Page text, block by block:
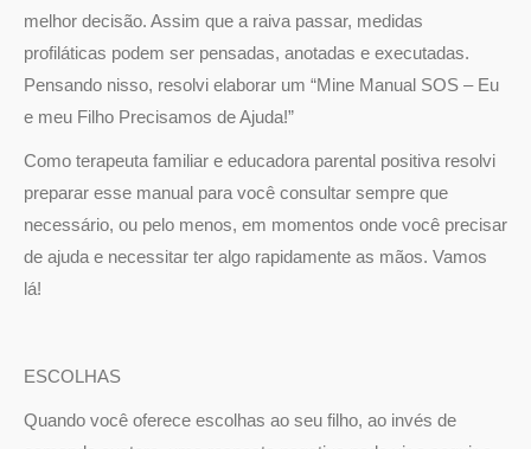
melhor decisão. Assim que a raiva passar, medidas
profiláticas podem ser pensadas, anotadas e executadas.
Pensando nisso, resolvi elaborar um “Mine Manual SOS – Eu
e meu Filho Precisamos de Ajuda!”
Como terapeuta familiar e educadora parental positiva resolvi
preparar esse manual para você consultar sempre que
necessário, ou pelo menos, em momentos onde você precisar
de ajuda e necessitar ter algo rapidamente as mãos. Vamos
lá!
ESCOLHAS
Quando você oferece escolhas ao seu filho, ao invés de